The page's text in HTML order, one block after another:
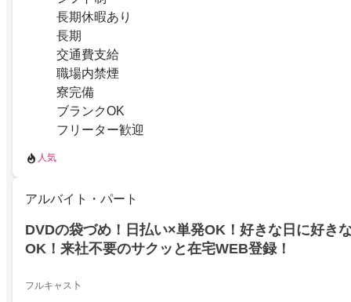
長期休暇あり
長期
交通費支給
職場内禁煙
寮完備
ブランクOK
フリーター歓迎
人気
アルバイト・パート
DVDの袋づめ！日払い×単発OK！好きな日に好き
OK！来社不要のサクッと在宅WEB登録！
フルキャス卜